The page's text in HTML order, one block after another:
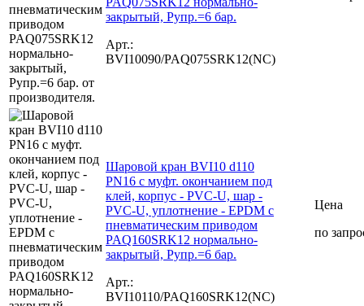
закрытый, Рупр.=6 бар.
Арт.:
BVI10090/PAQ075SRK12(NC)
Шаровой кран BVI10 d110
PN16 с муфт. окончанием под
клей, корпус - PVC-U, шар -
PVC-U, уплотнение - EPDM с
пневматическим приводом
PAQ160SRK12 нормально-
закрытый, Рупр.=6 бар.
Арт.:
BVI10110/PAQ160SRK12(NC)
Цена
по